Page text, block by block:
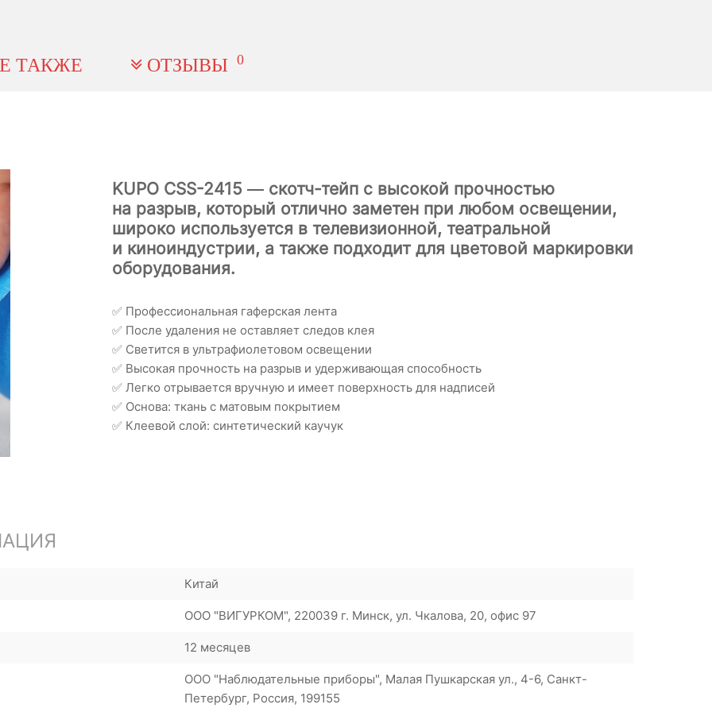
ТАКЖЕ ОТЗЫВЫ 0
KUPO CSS-2415 — скотч-тейп с высокой прочностью
на разрыв, который отлично заметен при любом освещении,
широко используется в телевизионной, театральной
и киноиндустрии, а также подходит для цветовой маркировки
оборудования.
✅ Профессиональная гаферская лента
✅ После удаления не оставляет следов клея
✅ Светится в ультрафиолетовом освещении
✅ Высокая прочность на разрыв и удерживающая способность
✅ Легко отрывается вручную и имеет поверхность для надписей
✅ Основа: ткань с матовым покрытием
✅ Клеевой слой: синтетический каучук
Китай
ООО "ВИГУРКОМ", 220039 г. Минск, ул. Чкалова, 20, офис 97
12 месяцев
ООО "Наблюдательные приборы", Малая Пушкарская ул., 4-6, Санкт-
Петербург, Россия, 199155